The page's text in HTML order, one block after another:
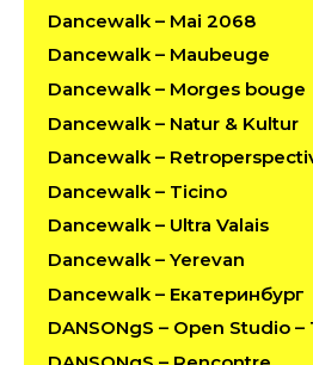
Dancewalk – Mai 2068
Dancewalk – Maubeuge
Dancewalk – Morges bouge
Dancewalk – Natur & Kultur
Dancewalk –
Dancewalk – Ticino
Dancewalk – Ultra Valais
Dancewalk – Yerevan
Dancewalk – Екатеринбург
DANSONgS – Open Studio